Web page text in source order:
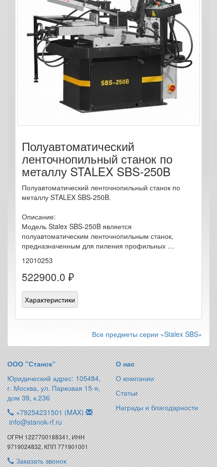
Полуавтоматический
ленточнопильный станок по
металлу STALEX SBS-250B
Полуавтоматический ленточнопильный станок по
металлу STALEX SBS-250B.
Описание:
Модель Stalex SBS-250B является
полуавтоматическим ленточнопильным станок,
предназначенным для пиления профильных …
12010253
522900.0 ₽
Характеристики
Все предметы серии «Stalex SBS»
ООО “Станок“
Юридический адрес: 105484,
г. Москва, ул. Парковая 15-я,
дом 39, к.236
+79254231501 (MAX)
info@stanok-rf.ru
ОГРН 1227700188341, ИНН
9719024832, КПП 771901001
Заказать звонок
О нас
О компании
Статьи
Награды и благодарности